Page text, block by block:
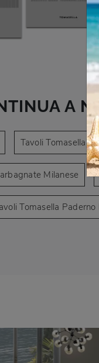
A
Tavoli Tomasella
Milanese
Tomasella Paderno